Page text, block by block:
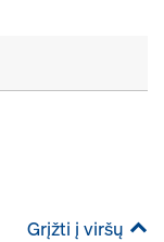
Grįžti į viršų